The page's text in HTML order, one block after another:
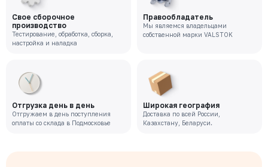
Свое сборочное
производство
Тестирование, обработка, сборка,
настройка и наладка
Правообладатель
Мы являемся владельцами
собственной марки VALSTOK
Отгрузка день в день
Отгружаем в день поступления
оплаты со склада в Подмосковье
Широкая география
Доставка по всей России,
Казахстану, Беларуси.